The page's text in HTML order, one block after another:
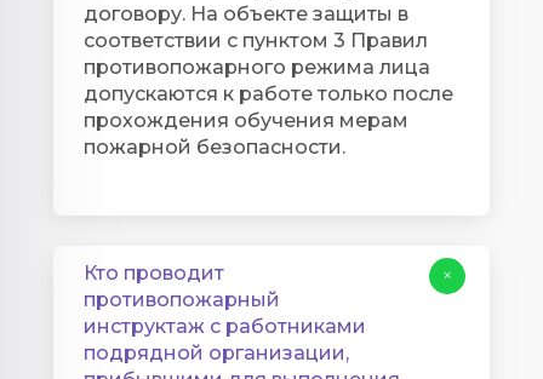
договору. На объекте защиты в
соответствии с пунктом 3 Правил
противопожарного режима лица
допускаются к работе только после
прохождения обучения мерам
пожарной безопасности.
Кто проводит
противопожарный
инструктаж с работниками
подрядной организации,
+